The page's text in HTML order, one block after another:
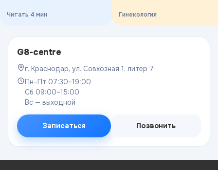
Читать 4 мин Гинекология
G8-centre
г. Краснодар, ул. Совхозная 1, литер 7
Пн–Пт 07:30–19:00
Сб 09:00–15:00
Вс — выходной
Записаться Позвонить